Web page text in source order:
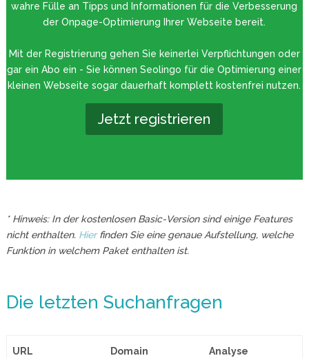
wahre Fülle an Tipps und Informationen für die Verbesserung
der Onpage-Optimierung Ihrer Webseite bereit.
Mit der Registrierung gehen Sie keinerlei Verpflichtungen oder
gar ein Abo ein - Sie können Seolingo für die Optimierung einer
kleinen Webseite sogar dauerhaft komplett kostenfrei nutzen.
Jetzt registrieren
* Hinweis: In der kostenlosen Basic-Version sind einige Features
nicht enthalten. Hierfinden Sie eine genaue Aufstellung, welche
Funktion in welchem Paket enthalten ist.
Die letzten Suchanfragen
URL Domain Analyse